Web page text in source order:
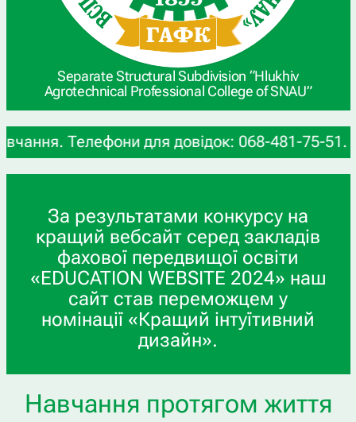
Separate Structural Subdivision “Hlukhiv
Agrotechnical Professional College of SNAU”
068-481-75-51. Viber: 095-707-46-68.
За результатами конкурсу на
кращий вебсайт серед закладів
фахової передвищої освіти
«EDUCATION WEBSITE 2024» наш
сайт став переможцем у
номінації «Кращий інтуїтивний
дизайн».
Навчання протягом життя